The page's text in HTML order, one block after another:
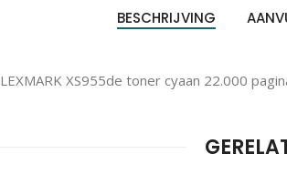
BESCHRIJVING
LEXMARK XS955de toner cyaan 22.000